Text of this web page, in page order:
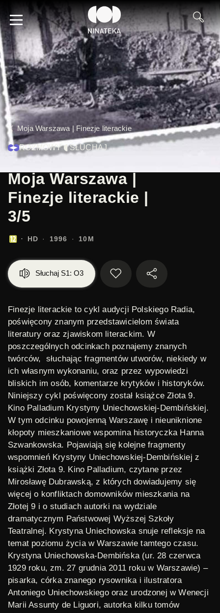
Moja Warszawa | Finezje literackie
ROZMOWY SŁUCHAJ
Moja Warszawa |
Finezje literackie |
3/5
HD 1996 10M
Słuchaj S1: O3
Finezje literackie to cykl audycji Polskiego Radia,
poświęcony znanym przedstawicielom świata
literatury oraz zjawiskom literackim. W
poszczególnych odcinkach poznajemy znanych
twórców, słuchając fragmentów utworów, niekiedy w
ich własnym wykonaniu, oraz przez wypowiedzi
bliskich im osób, komentarze krytyków i historyków.
Niniejszy cykl poświęcony został książceZłota 9.
Kino Palladium Krystyny Uniechowskiej-Dembińskiej.
W tym odcinku powojenną Warszawę i nieuniknione
kłopoty mieszkaniowe wspomina historyczka Hanna
Szwankowska. Pojawiają się kolejne fragmenty
wspomnień Krystyny Uniechowskiej-Dembińskiej z
książki Złota 9. Kino Palladium, czytane przez
Mirosławę Dubrawską, z których dowiadujemy się
więcej o konfliktach domowników mieszkania na
Złotej 9 i o studiach autorki na wydziale
dramatycznym Państwowej Wyższej Szkoły
Teatralnej. Krystyna Uniechowska snuje refleksje na
temat poziomu życia w Warszawie tamtego czasu.
Krystyna Uniechowska-Dembińska (ur. 28 czerwca
1929 roku, zm. 27 grudnia 2011 roku w Warszawie) –
pisarka, córka znanego rysownika i ilustratora
Antoniego Uniechowskiego oraz urodzonej w Wenecji
Marii Assunty de Liguori, autorka kilku tomów